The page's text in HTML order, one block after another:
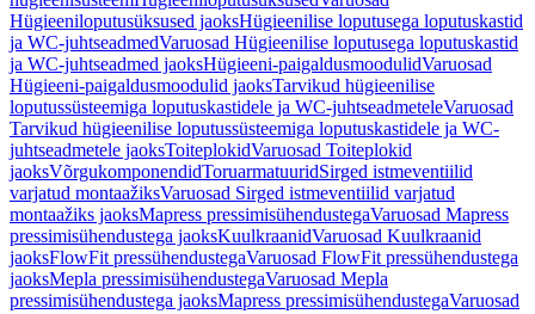
Hügieeniloputusüksused jaoksHügieenilise loputusega loputuskastid
ja WC-juhtseadmedVaruosad Hügieenilise loputusega loputuskastid
ja WC-juhtseadmed jaoksHügieeni-paigaldusmoodulidVaruosad
Hügieeni-paigaldusmoodulid jaoksTarvikud hügieenilise
loputussüsteemiga loputuskastidele ja WC-juhtseadmeteleVaruosad
Tarvikud hügieenilise loputussüsteemiga loputuskastidele ja WC-
juhtseadmetele jaoksToiteplokidVaruosad Toiteplokid
jaoksVõrgukomponendidToruarmatuuridSirged istmeventiilid
varjatud montaažiksVaruosad Sirged istmeventiilid varjatud
montaažiks jaoksMapress pressimisühendustegaVaruosad Mapress
pressimisühendustega jaoksKuulkraanidVaruosad Kuulkraanid
jaoksFlowFit pressühendustegaVaruosad FlowFit pressühendustega
jaoksMepla pressimisühendustegaVaruosad Mepla
pressimisühendustega jaoksMapress pressimisühendustegaVaruosad